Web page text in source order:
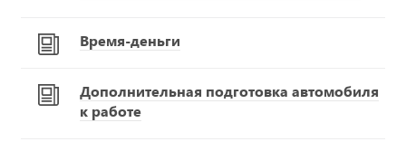
Время-деньги
Дополнительная подготовка автомобиля
к работе